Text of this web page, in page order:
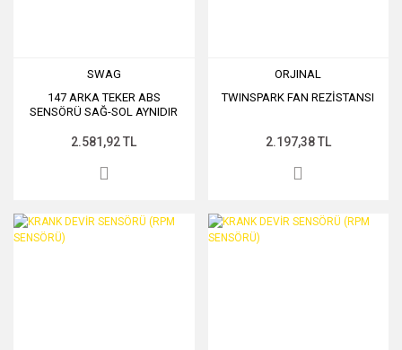
SWAG
147 ARKA TEKER ABS
SENSÖRÜ SAĞ-SOL AYNIDIR
2.581,92 TL
ORJINAL
TWINSPARK FAN REZİSTANSI
2.197,38 TL